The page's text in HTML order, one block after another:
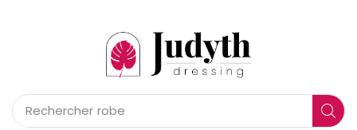
Rechercher pantalon